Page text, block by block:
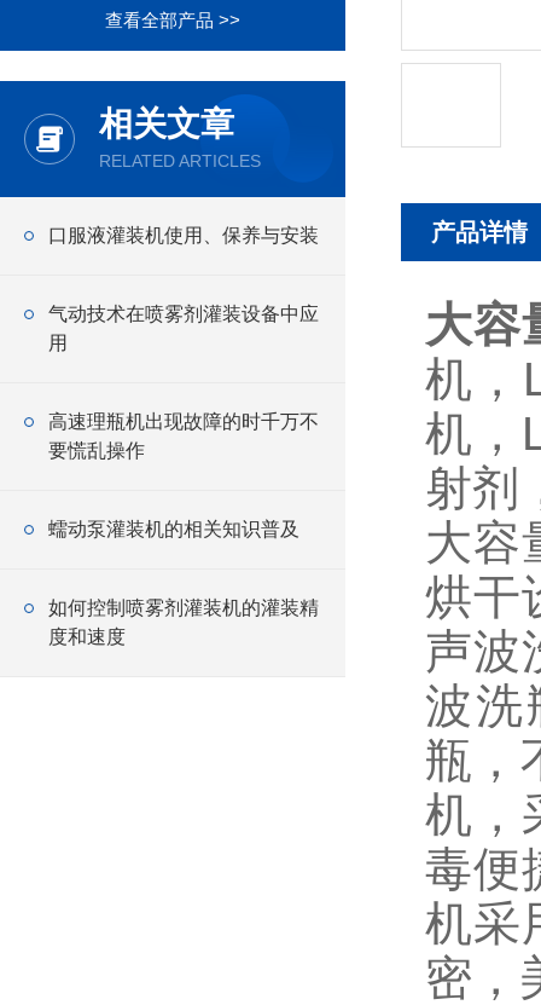
查看全部产品 >>
相关文章
RELATED ARTICLES
口服液灌装机使用、保养与安装
气动技术在喷雾剂灌装设备中应
用
高速理瓶机出现故障的时千万不
要慌乱操作
蠕动泵灌装机的相关知识普及
如何控制喷雾剂灌装机的灌装精
度和速度
产品详情
大容
机，
机，
射剂
大容
烘干
声波
波洗
瓶，
机，
毒便
机采
密，